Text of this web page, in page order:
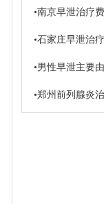
•南京早泄治疗
•石家庄早泄治
•男性早泄主要
•郑州前列腺炎